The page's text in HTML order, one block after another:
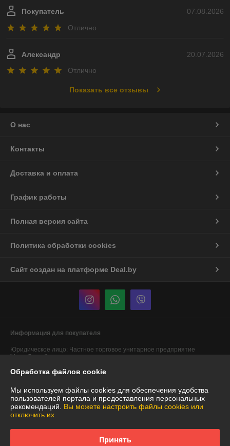
07.08.2026
Покупатель
Отлично
20.07.2026
Александр
Отлично
Показать все отзывы
О нас
Контакты
Доставка и оплата
График работы
Полная версия сайта
Политика обработки cookies
Сайт создан на платформе Deal.by
Информация для покупателя
Юридическое лицо: Частное торговое унитарное предприятие
"АннаДекор"
УНП: 290487319
Регистрационный орган: Брестский областной исполнительный
Дата регистрации компании: 29.12.2007
Обработка файлов cookie
Мы используем файлы cookies для обеспечения удобства
пользователей портала и предоставления персональных
рекомендаций. Вы можете настроить файлы cookies или
отключить их.
Принять